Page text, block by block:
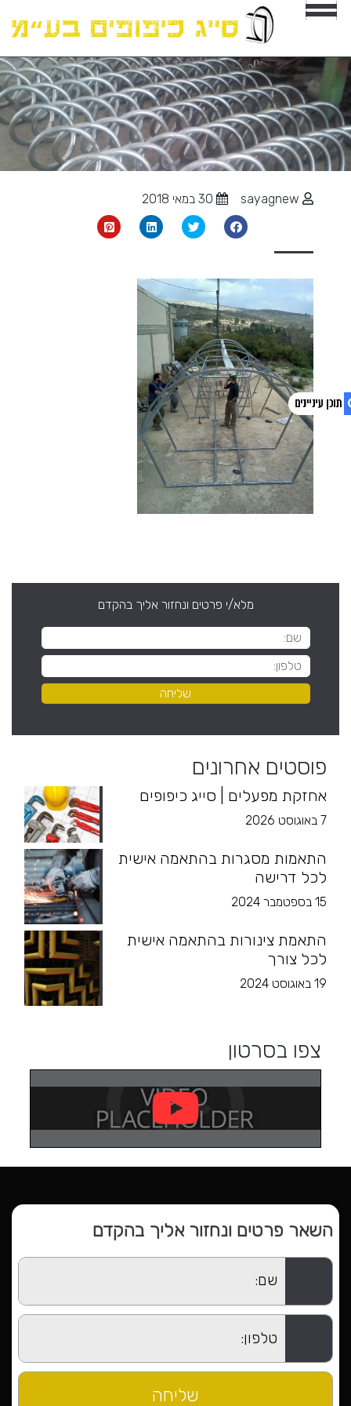
מלא/י פרטים ונחזור אליך בהקדם
פוסטים אחרונים
אחזקת מפעלים | סייג כיפופים
7 באוגוסט 2026
התאמות מסגרות בהתאמה אישית
לכל דרישה
15 בספטמבר 2024
התאמת צינורות בהתאמה אישית
לכל צורך
19 באוגוסט 2024
צפו בסרטון
השאר פרטים ונחזור אליך בהקדם